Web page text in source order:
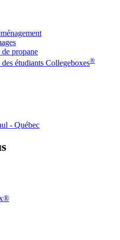
de propane
étudiants Collegeboxes®
- Québec